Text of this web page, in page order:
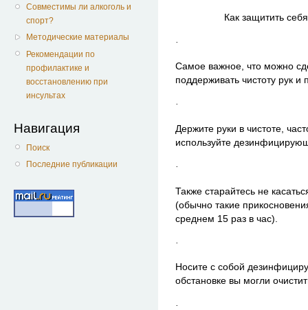
Совместимы ли алкоголь и
спорт?
Методические материалы
Рекомендации по
профилактике и
восстановлению при
инсультах
Навигация
Поиск
Последние публикации
Как защитить
·
Самое важное, что можно
поддерживать чистоту рук и
·
Держите руки в чистоте,
используйте
·
Также старайтесь не
(обычно такие
среднем 15 раз в час).
·
Носите с собой
обстановке вы могли
·